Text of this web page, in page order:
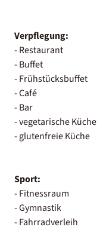
Verpflegung:
- Restaurant
- Buffet
- Frühstücksbuffet
- Café
- Bar
- vegetarische Küche
- glutenfreie Küche
Sport:
- Fitnessraum
- Gymnastik
- Fahrradverleih